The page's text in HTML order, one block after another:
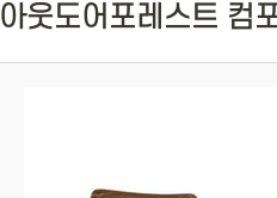
아웃도어포레스트 컴